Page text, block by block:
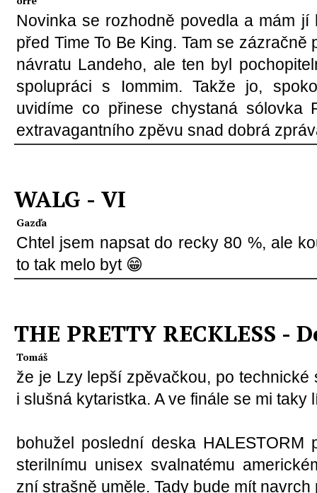
Novinka se rozhodně povedla a mám jí
před Time To Be King. Tam se
návratu Landeho, ale ten byl
spolupráci s Iommim. Takže jo,
uvidíme co přinese chystaná sólovka
extravagantního zpěvu snad dobrá
WALG - VI
Gazďa
Chtel jsem napsat do recky 80 %, ale
to tak melo byt 😁
THE PRETTY RECKLESS -
Tomáš
že je Lzy lepší zpěvačkou, po technické
i slušná kytaristka. A ve finále se mi taky
bohužel poslední deska
sterilnímu unisex svalnatému
zní strašně uměle. Tady bude mít